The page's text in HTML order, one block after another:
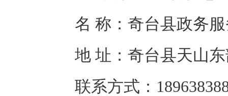
名 称： 奇台县政务
地 址： 奇台县天山
联系方式：